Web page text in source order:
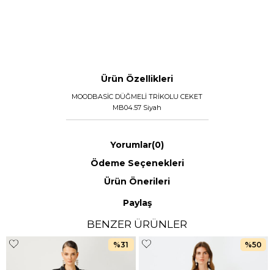
Ürün Özellikleri
MOODBASİC DÜĞMELİ TRİKOLU CEKET
MB04.57 Siyah
Yorumlar(0)
Ödeme Seçenekleri
Ürün Önerileri
Paylaş
BENZER ÜRÜNLER
%31 %50